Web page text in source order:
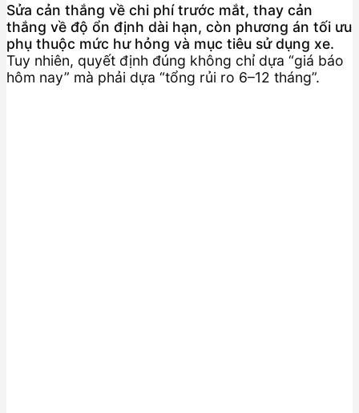
Sửa cản thắng về chi phí trước mắt, thay cản
thắng về độ ổn định dài hạn, còn phương án tối ưu
phụ thuộc mức hư hỏng và mục tiêu sử dụng xe.
Tuy nhiên, quyết định đúng không chỉ dựa “giá báo
hôm nay” mà phải dựa “tổng rủi ro 6–12 tháng”.